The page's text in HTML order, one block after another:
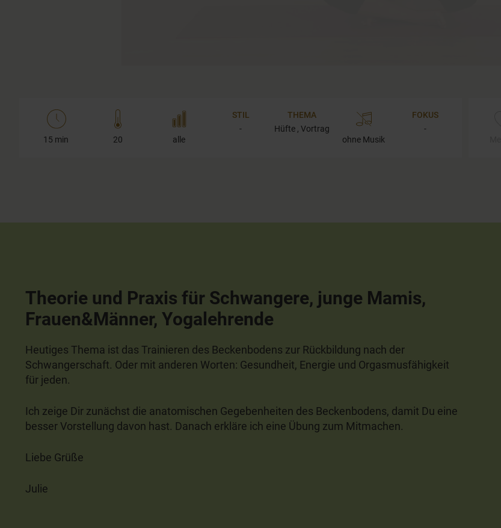
15 min 20 alle
STIL
-
THEMA
Hüfte , Vortrag
ohne Musik
FOKUS
-
Theorie und Praxis für Schwangere, junge Mamis,
Frauen&Männer, Yogalehrende
Heutiges Thema ist das Trainieren des Beckenbodens zur Rückbildung nach der
Schwangerschaft. Oder mit anderen Worten: Gesundheit, Energie und Orgasmusfähigkeit
für jeden.
Ich zeige Dir zunächst die anatomischen Gegebenheiten des Beckenbodens, damit Du eine
besser Vorstellung davon hast. Danach erkläre ich eine Übung zum Mitmachen.
Liebe Grüße
Julie